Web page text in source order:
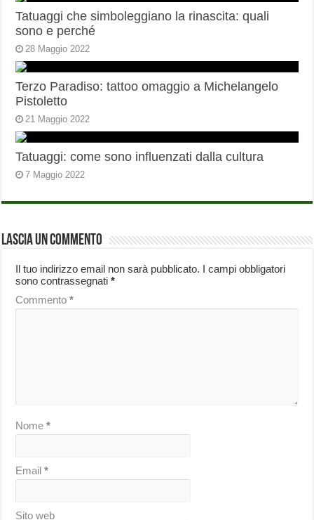
Tatuaggi che simboleggiano la rinascita: quali
sono e perché
28 Maggio 2022
Terzo Paradiso: tattoo omaggio a Michelangelo
Pistoletto
21 Maggio 2022
Tatuaggi: come sono influenzati dalla cultura
7 Maggio 2022
Lascia un commento
Il tuo indirizzo email non sarà pubblicato. I campi obbligatori
sono contrassegnati*
Commento*
Nome*
Email*
Sito web